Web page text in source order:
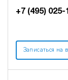
+7 (495) 025-
Записаться на